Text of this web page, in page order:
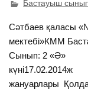
Бастауыш
Сәтбаев қаласы
мектебі»КММ
Сынып: 2
жануарлары